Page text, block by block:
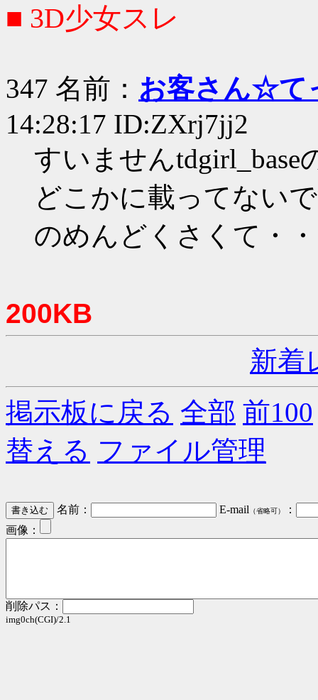
■ 3D少女スレ
347 名前： お客さん☆て
14:28:17 ID:ZXrj7jj2
すいません
どこかに載ってない
のめんどくさくて・・
200KB
新着
掲示板に戻る 全部 前100
替える ファイル管理
名前： E-mail （省略可）
：
画像：
削除パス：
img0ch(CGI)/2.1